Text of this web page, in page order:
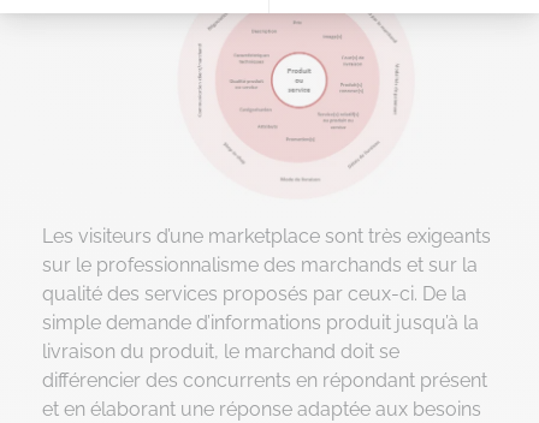
Les visiteurs d’une marketplace sont très exigeants
sur le professionnalisme des marchands et sur la
qualité des services proposés par ceux-ci. De la
simple demande d’informations produit jusqu’à la
livraison du produit, le marchand doit se
différencier des concurrents en répondant présent
et en élaborant une réponse adaptée aux besoins
Plateforme de Gestion du Consentement : Personnalisez vos
Notre plateforme vous permet d'adapter et de gérer vos